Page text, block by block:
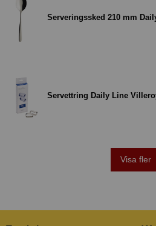
Serveringssked 210 mm
Servettring Daily Line
Visa fler